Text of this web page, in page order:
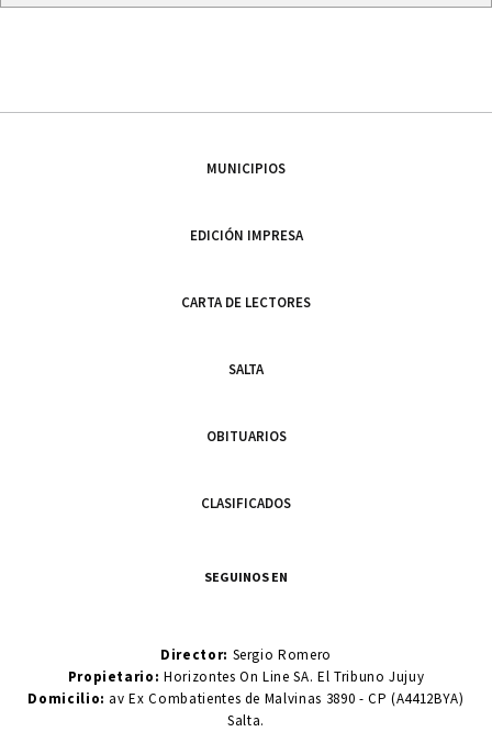
MUNICIPIOS
EDICIÓN IMPRESA
CARTA DE LECTORES
SALTA
OBITUARIOS
CLASIFICADOS
SEGUINOS EN
Director: Sergio Romero
Propietario:Horizontes On Line SA. El Tribuno Jujuy
Domicilio: av Ex Combatientes de Malvinas 3890 - CP (A4412BYA)
Salta.